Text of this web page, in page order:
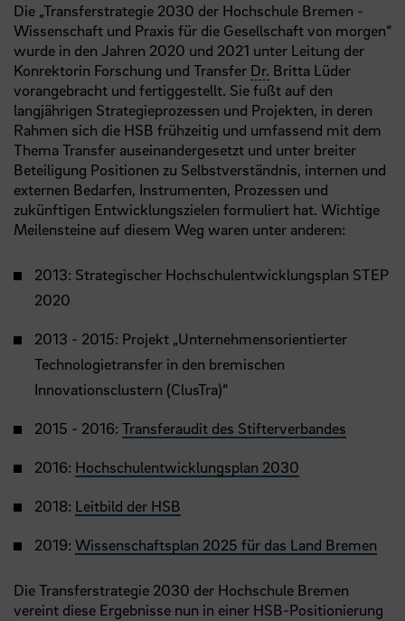
Die „Transferstrategie 2030 der Hochschule Bremen -
Wissenschaft und Praxis für die Gesellschaft von morgen“
wurde in den Jahren 2020 und 2021 unter Leitung der
Konrektorin Forschung und Transfer Dr. Britta Lüder
vorangebracht und fertiggestellt. Sie fußt auf den
langjährigen Strategieprozessen und Projekten, in deren
Rahmen sich die HSB frühzeitig und umfassend mit dem
Thema Transfer auseinandergesetzt und unter breiter
Beteiligung Positionen zu Selbstverständnis, internen und
externen Bedarfen, Instrumenten, Prozessen und
zukünftigen Entwicklungszielen formuliert hat. Wichtige
Meilensteine auf diesem Weg waren unter anderen:
2013: Strategischer Hochschulentwicklungsplan STEP
2020
2013 - 2015: Projekt „Unternehmensorientierter
Technologietransfer in den bremischen
Innovationsclustern (ClusTra)“
2015 - 2016: Transferaudit des Stifterverbandes
2016: Hochschulentwicklungsplan 2030
2018: Leitbild der HSB
2019: Wissenschaftsplan 2025 für das Land Bremen
Die Transferstrategie 2030 der Hochschule Bremen
vereint diese Ergebnisse nun in einer HSB-Positionierung